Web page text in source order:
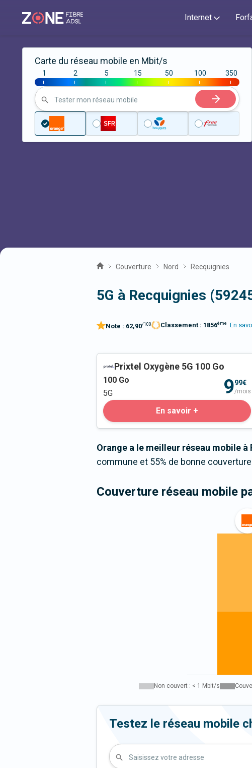
Internet
Carte du réseau mobile en Mbit/s
|
1
|
2
|
5
|
15
|
50
|
100
|
350
Tester mon réseau mobile
Couverture Nord Recquignies
5G à Recquignies
Note : 62,90/100 Classement : 1856ème En
Prixtel Oxygène 5G 100 Go
100 Go
5G
999€
/mois
En savoir +
Orange a le meilleur réseau mobile à
commune et 55% de bonne
Couverture réseau mobile
Non couvert : < 1 Mbit/s
Testez le réseau mobile
Saisissez votre adresse